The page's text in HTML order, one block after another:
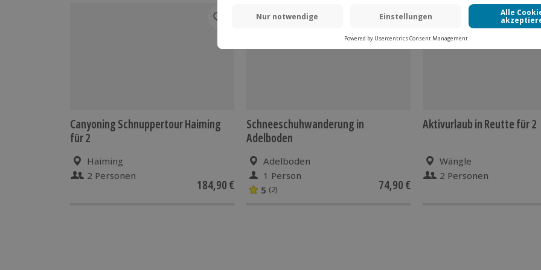
Canyoning Schnuppertour Haiming
für 2
Haiming
2 Personen
184,90 €
Schneeschuhwanderung in
Adelboden
Adelboden
1 Person
5 (2) 74,90 €
-15% CLUB DEAL
Aktivurlaub in Reutte für 2
Wängle
2 Personen